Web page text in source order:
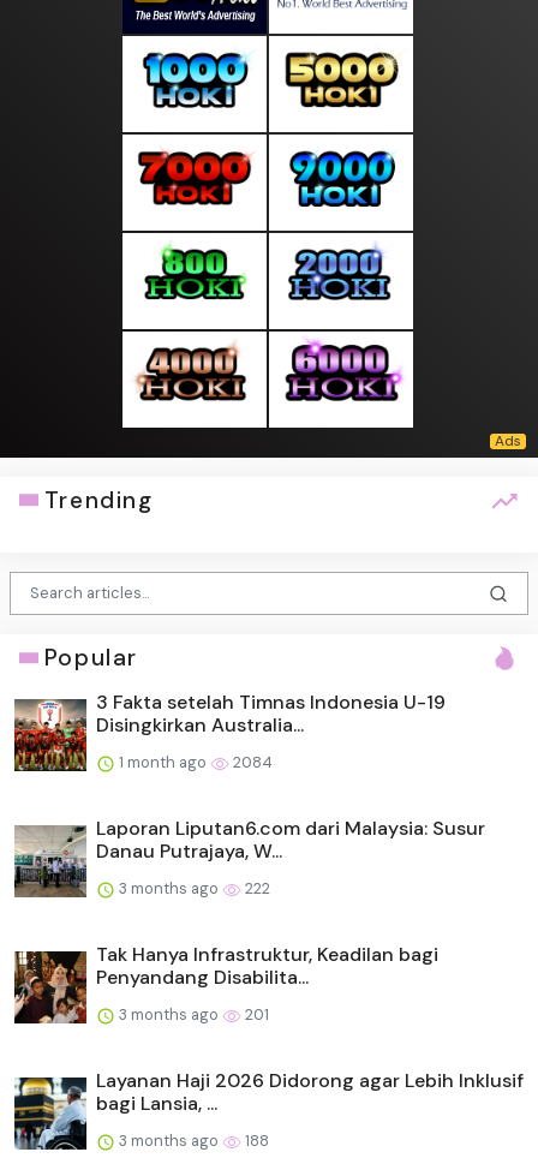
Trending
Popular
3 Fakta setelah Timnas Indonesia U-19
Disingkirkan Australia...
1 month ago 2084
Laporan Liputan6.com dari Malaysia: Susur
Danau Putrajaya, W...
3 months ago 222
Tak Hanya Infrastruktur, Keadilan bagi
Penyandang Disabilita...
3 months ago 201
Layanan Haji 2026 Didorong agar Lebih Inklusif
bagi Lansia, ...
3 months ago 188